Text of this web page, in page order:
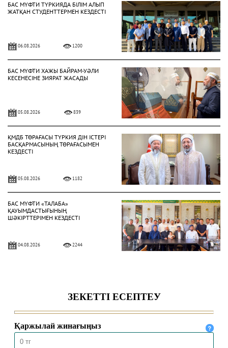
БАС МҮФТИ ТҮРКИЯДА БІЛІМ АЛЫП
ЖАТҚАН СТУДЕНТТЕРМЕН КЕЗДЕСТІ
06.08.2026 1200
БАС МҮФТИ ХАЖЫ БАЙРАМ-УӘЛИ
КЕСЕНЕСІНЕ ЗИЯРАТ ЖАСАДЫ
05.08.2026 839
ҚМДБ ТӨРАҒАСЫ ТҮРКИЯ ДІН ІСТЕРІ
БАСҚАРМАСЫНЫҢ ТӨРАҒАСЫМЕН
КЕЗДЕСТІ
05.08.2026 1182
БАС МҮФТИ «ТАЛАБА»
ҚАУЫМДАСТЫҒЫНЫҢ
ШӘКІРТТЕРІМЕН КЕЗДЕСТІ
04.08.2026 2244
04.08.2026 1950
БАС МҮФТИ ТӨРАЛҚА МӘЖІЛІСІН
ӨТКІЗДІ